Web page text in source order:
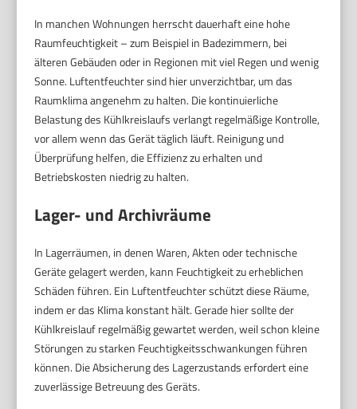
In manchen Wohnungen herrscht dauerhaft eine hohe
Raumfeuchtigkeit – zum Beispiel in Badezimmern, bei
älteren Gebäuden oder in Regionen mit viel Regen und wenig
Sonne. Luftentfeuchter sind hier unverzichtbar, um das
Raumklima angenehm zu halten. Die kontinuierliche
Belastung des Kühlkreislaufs verlangt regelmäßige Kontrolle,
vor allem wenn das Gerät täglich läuft. Reinigung und
Überprüfung helfen, die Effizienz zu erhalten und
Betriebskosten niedrig zu halten.
Lager- und Archivräume
In Lagerräumen, in denen Waren, Akten oder technische
Geräte gelagert werden, kann Feuchtigkeit zu erheblichen
Schäden führen. Ein Luftentfeuchter schützt diese Räume,
indem er das Klima konstant hält. Gerade hier sollte der
Kühlkreislauf regelmäßig gewartet werden, weil schon kleine
Störungen zu starken Feuchtigkeitsschwankungen führen
können. Die Absicherung des Lagerzustands erfordert eine
zuverlässige Betreuung des Geräts.